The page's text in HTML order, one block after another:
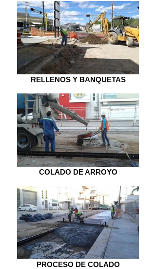
RELLENOS Y BANQUETAS
COLADO DE ARROYO
PROCESO DE COLADO